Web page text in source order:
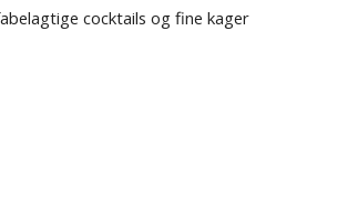
cocktails og fine kager